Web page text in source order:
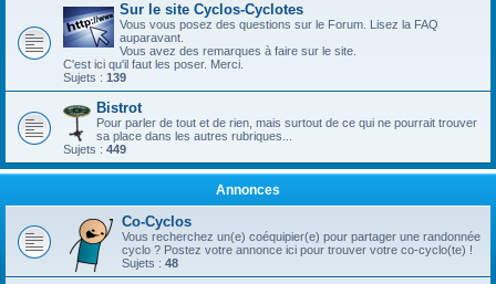
Sur le site Cyclos-Cyclotes
Vous vous posez des questions sur le Forum. Lisez la FAQ
auparavant.
Vous avez des remarques à faire sur le site.
C'est ici qu'il faut les poser. Merci.
Sujets : 139
Bistrot
Pour parler de tout et de rien, mais surtout de ce qui ne pourrait trouver
sa place dans les autres rubriques...
Sujets : 449
Annonces
Co-Cyclos
Vous recherchez un(e) coéquipier(e) pour partager une randonnée
cyclo ? Postez votre annonce ici pour trouver votre co-cyclo(te) !
Sujets : 48